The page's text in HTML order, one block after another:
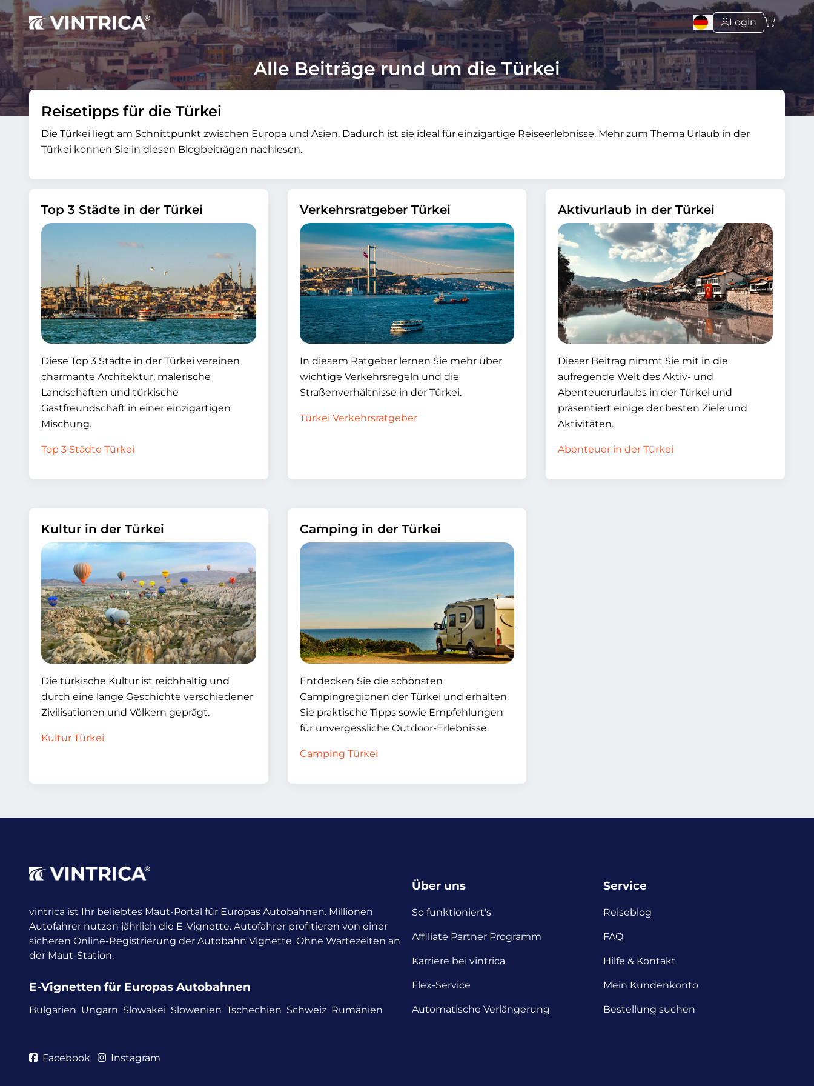
Login
Alle Beiträge rund um die Türkei
Reisetipps für die Türkei
Die Türkei liegt am Schnittpunkt zwischen Europa und Asien. Dadurch ist sie ideal für einzigartige Reiseerlebnisse. Mehr zum Thema Urlaub in der
Türkei können Sie in diesen Blogbeiträgen nachlesen.
Top 3 Städte in der Türkei
Diese Top 3 Städte in der Türkei vereinen
charmante Architektur, malerische
Landschaften und türkische
Gastfreundschaft in einer einzigartigen
Mischung.
Top 3 Städte Türkei
Verkehrsratgeber Türkei
In diesem Ratgeber lernen Sie mehr über
wichtige Verkehrsregeln und die
Straßenverhältnisse in der Türkei.
Türkei Verkehrsratgeber
Aktivurlaub in der Türkei
Dieser Beitrag nimmt Sie mit in die
aufregende Welt des Aktiv- und
Abenteuerurlaubs in der Türkei und
präsentiert einige der besten Ziele und
Aktivitäten.
Abenteuer in der Türkei
Kultur in der Türkei
Die türkische Kultur ist reichhaltig und
durch eine lange Geschichte verschiedener
Zivilisationen und Völkern geprägt.
Kultur Türkei
Camping in der Türkei
Entdecken Sie die schönsten
Campingregionen der Türkei und erhalten
Sie praktische Tipps sowie Empfehlungen
für unvergessliche Outdoor-Erlebnisse.
Camping Türkei
vintrica ist Ihr beliebtes Maut-Portal für Europas Autobahnen. Millionen
Autofahrer nutzen jährlich die E-Vignette. Autofahrer profitieren von einer
sicheren Online-Registrierung der Autobahn Vignette. Ohne Wartezeiten an
der Maut-Station.
E-Vignetten für Europas Autobahnen
Bulgarien Ungarn Slowakei Slowenien Tschechien Schweiz Rumänien
Über uns
So funktioniert's
Affiliate Partner Programm
Karriere bei vintrica
Flex-Service
Automatische Verlängerung
Service
Reiseblog
FAQ
Hilfe & Kontakt
Mein Kundenkonto
Bestellung suchen
Facebook Instagram